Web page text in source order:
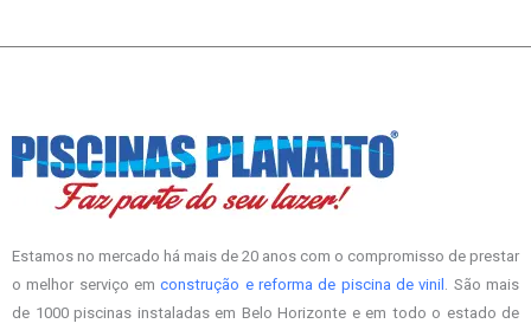
Estamos no mercado há mais de 20 anos com o compromisso de prestar
o melhor serviço emconstrução e reforma de piscina de vinil
. São mais
de 1000 piscinas instaladas em Belo Horizonte e em todo o estado de